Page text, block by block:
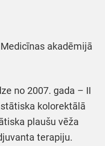
akadēmijā
no 2007. gada – II
kolorektālā
plaušu vēža
terapiju.